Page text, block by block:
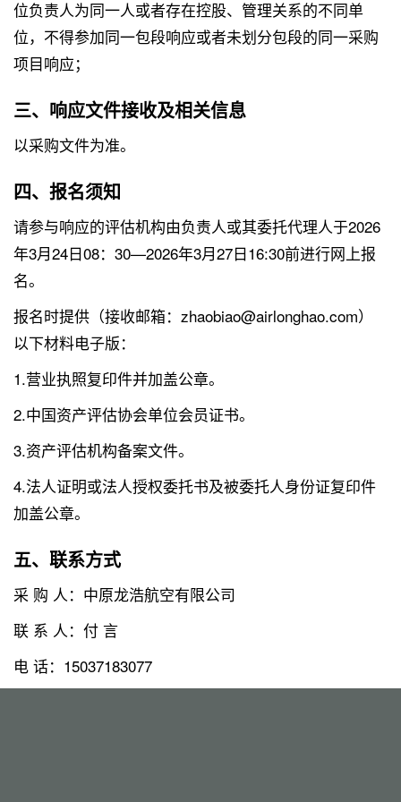
位负责人为同一人或者存在控股、管理关系的不同单
位，不得参加同一包段响应或者未划分包段的同一采购
项目响应；
三、响应文件接收及相关信息
以采购文件为准。
四、报名须知
请参与响应的评估机构由负责人或其委托代理人于2026
年3月24日08：30—2026年3月27日16:30前进行网上报
名。
报名时提供（接收邮箱：zhaobiao@airlonghao.com）
以下材料电子版：
1.营业执照复印件并加盖公章。
2.中国资产评估协会单位会员证书。
3.资产评估机构备案文件。
4.法人证明或法人授权委托书及被委托人身份证复印件
加盖公章。
五、联系方式
采 购 人：中原龙浩航空有限公司
联 系 人：付 言
电 话：15037183077